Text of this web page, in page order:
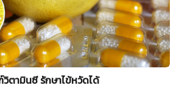
ตามินซี รักษาไข้หวัดได้